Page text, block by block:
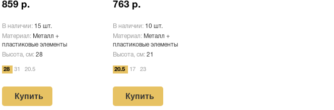
859 р.
В наличии: 15 шт.
Материал: Металл +
пластиковые элементы
Высота, см: 28
28 31 20.5
Купить
763 р.
В наличии: 10 шт.
Материал: Металл +
пластиковые элементы
Высота, см: 21
20.5 17 23
Купить